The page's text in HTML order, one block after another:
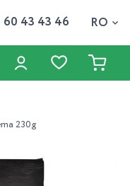
60 43 43 46 RO
230g